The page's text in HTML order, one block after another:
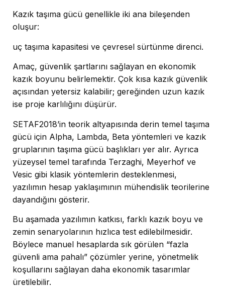
Kazık taşıma gücü genellikle iki ana bileşenden
oluşur:
uç taşıma kapasitesi ve çevresel sürtünme direnci.
Amaç, güvenlik şartlarını sağlayan en ekonomik
kazık boyunu belirlemektir. Çok kısa kazık güvenlik
açısından yetersiz kalabilir; gereğinden uzun kazık
ise proje karlılığını düşürür.
SETAF2018’in teorik altyapısında derin temel taşıma
gücü için Alpha, Lambda, Beta yöntemleri ve kazık
gruplarının taşıma gücü başlıkları yer alır. Ayrıca
yüzeysel temel tarafında Terzaghi, Meyerhof ve
Vesic gibi klasik yöntemlerin desteklenmesi,
yazılımın hesap yaklaşımının mühendislik teorilerine
dayandığını gösterir.
Bu aşamada yazılımın katkısı, farklı kazık boyu ve
zemin senaryolarının hızlıca test edilebilmesidir.
Böylece manuel hesaplarda sık görülen “fazla
güvenli ama pahalı” çözümler yerine, yönetmelik
koşullarını sağlayan daha ekonomik tasarımlar
üretilebilir.